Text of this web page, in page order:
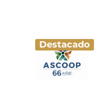
Destacado